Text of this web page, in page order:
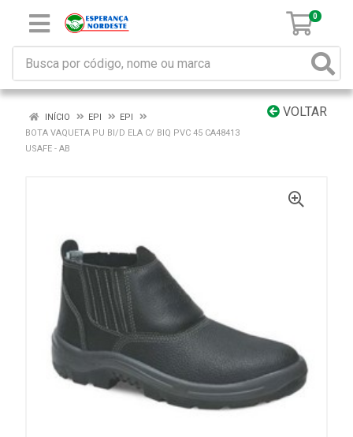
0
VOLTAR
INÍCIO EPI
EPI
BOTA VAQUETA PU BI/D ELA C/ BIQ PVC 45 CA48413
USAFE - AB